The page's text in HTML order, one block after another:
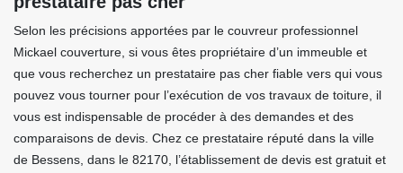
Selon les précisions apportées par le couvreur professionnel
Mickael couverture, si vous êtes propriétaire d’un immeuble et
que vous recherchez un prestataire pas cher fiable vers qui vous
pouvez vous tourner pour l’exécution de vos travaux de toiture, il
vous est indispensable de procéder à des demandes et des
comparaisons de devis. Chez ce prestataire réputé dans la ville
de Bessens, dans le 82170, l’établissement de devis est gratuit et